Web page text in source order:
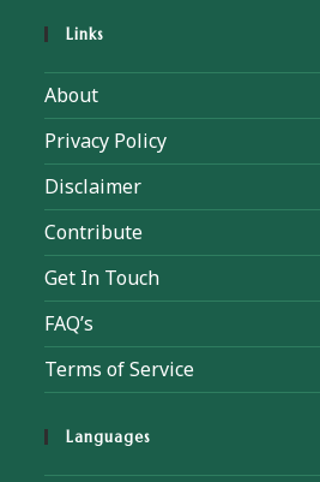
Links
About
Privacy Policy
Disclaimer
Contribute
Get In Touch
FAQ’s
Terms of Service
Languages